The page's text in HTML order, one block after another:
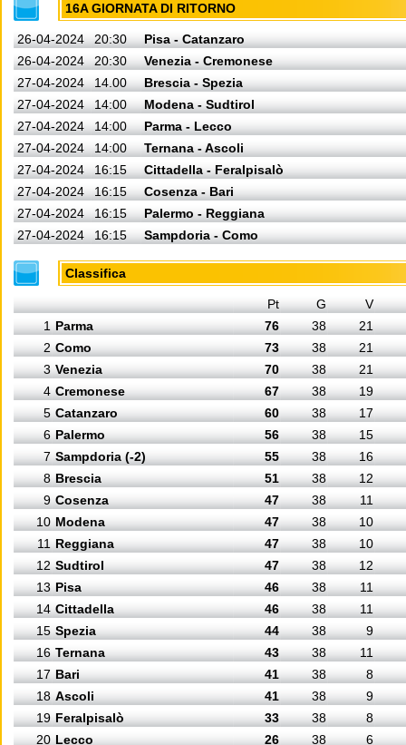
16A GIORNATA DI RITORNO
26-04-2024 20:30
Pisa - Catanzaro
26-04-2024
20:30
Venezia - Cremonese
27-04-2024
14.00
Brescia - Spezia
27-04-2024
14:00
Modena - Sudtirol
27-04-2024
14:00
Parma - Lecco
27-04-2024
14:00
Ternana - Ascoli
27-04-2024
16:15
Cittadella - Feralpisalò
27-04-2024
16:15
Cosenza - Bari
27-04-2024
16:15
Palermo - Reggiana
27-04-2024
16:15 Sampdoria - Como
Classifica
Pt G
V
1 Parma 76 38
21
2 Como 73 38
21
3 Venezia 70 38
21
4 Cremonese 67 38
19
5 Catanzaro 60 38
17
6 Palermo 56 38
15
7 Sampdoria (-2) 55 38
16
8 Brescia 51 38
12
9 Cosenza 47 38
11
10 Modena 47 38
10
11 Reggiana 47 38
10
12 Sudtirol 47 38
12
13 Pisa 46 38
11
14 Cittadella 46 38
11
15 Spezia 44 38
9
16 Ternana 43 38
11
17 Bari 41 38
8
18 Ascoli 41 38
9
19 Feralpisalò 33 38
8
20 Lecco 26 38 6